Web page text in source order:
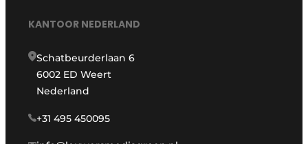
KANTOOR NEDERLAND
Schatbeurderlaan 6
6002 ED Weert
Nederland
+31 495 450095